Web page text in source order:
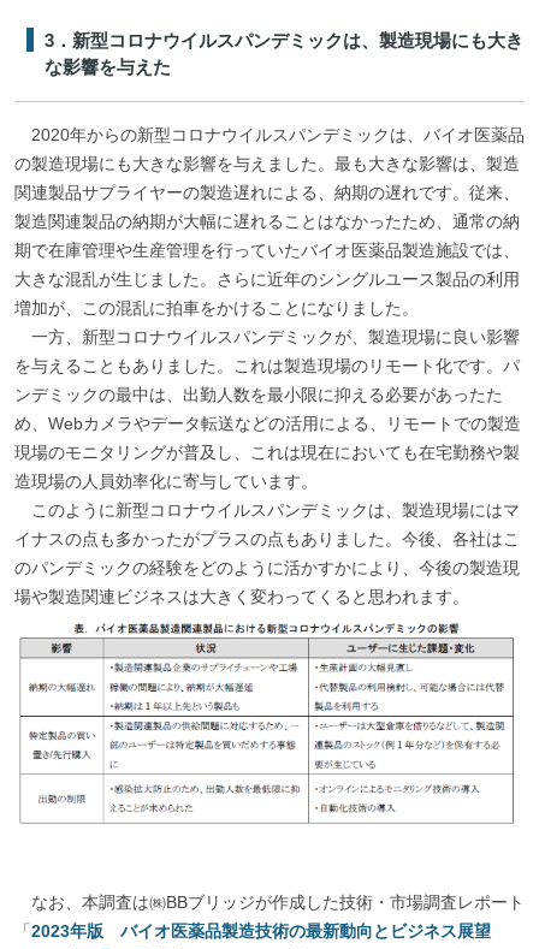
3．新型コロナウイルスパンデミックは、製造現場にも大き
な影響を与えた
2020年からの新型コロナウイルスパンデミックは、バイオ医薬品
の製造現場にも大きな影響を与えました。最も大きな影響は、製造
関連製品サプライヤーの製造遅れによる、納期の遅れです。従来、
製造関連製品の納期が大幅に遅れることはなかったため、通常の納
期で在庫管理や生産管理を行っていたバイオ医薬品製造施設では、
大きな混乱が生じました。さらに近年のシングルユース製品の利用
増加が、この混乱に拍車をかけることになりました。
一方、新型コロナウイルスパンデミックが、製造現場に良い影響
を与えることもありました。これは製造現場のリモート化です。パ
ンデミックの最中は、出勤人数を最小限に抑える必要があったた
め、Webカメラやデータ転送などの活用による、リモートでの製造
現場のモニタリングが普及し、これは現在においても在宅勤務や製
造現場の人員効率化に寄与しています。
このように新型コロナウイルスパンデミックは、製造現場にはマ
イナスの点も多かったがプラスの点もありました。今後、各社はこ
のパンデミックの経験をどのように活かすかにより、今後の製造現
場や製造関連ビジネスは大きく変わってくると思われます。
なお、本調査は㈱BBブリッジが作成した技術・市場調査レポート
「2023年版 バイオ医薬品製造技術の最新動向とビジネス展望